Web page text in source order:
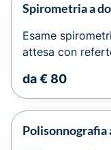
Spirometria a
Esame
attesa con
da € 80
Polisonnografia